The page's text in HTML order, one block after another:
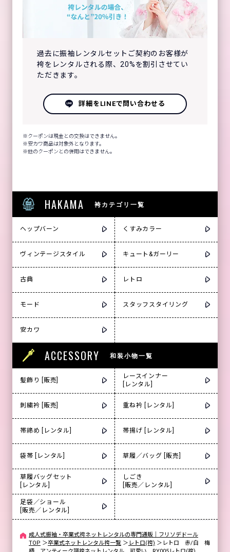
過去に振袖レンタルセットご契約のお客様が
袴をレンタルされる際、20%を割引させてい
ただきます。
詳細をLINEで問い合わせる
クーポンは現金との交換はできません。
安カワ商品は対象外となります。
他のクーポンとの併用はできません。
HAKAMA 袴カテゴリ一覧
ヘップバーン くすみカラー
ヴィンテージスタイル キュート&ガーリー
古典 レトロ
モード スタッフスタイリング
安カワ
ACCESSORY 和装小物一覧
髪飾り [販売]
レースインナー
[レンタル]
刺繍衿 [販売] 重ね衿 [レンタル]
帯締め [レンタル] 帯揚げ [レンタル]
袋帯 [レンタル] 草履／バッグ [販売]
草履バッグセット
[レンタル]
しごき
[販売／レンタル]
足袋／ショール
[販売／レンタル]
成人式振袖・卒業式袴ネットレンタルの専門通販｜フリソデドール
TOP ＞卒業式ネットレンタル袴一覧 ＞ レトロ(袴) ＞ レトロ 赤/白 梅